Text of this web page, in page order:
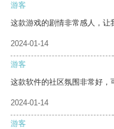
游客
这款游戏的剧情非常感人，让
2024-01-14
游客
这款软件的社区氛围非常好，
2024-01-14
游客